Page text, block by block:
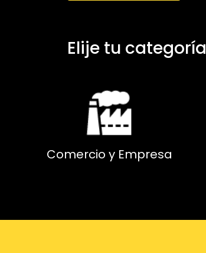
Elije tu categoría
Comercio y Empresa